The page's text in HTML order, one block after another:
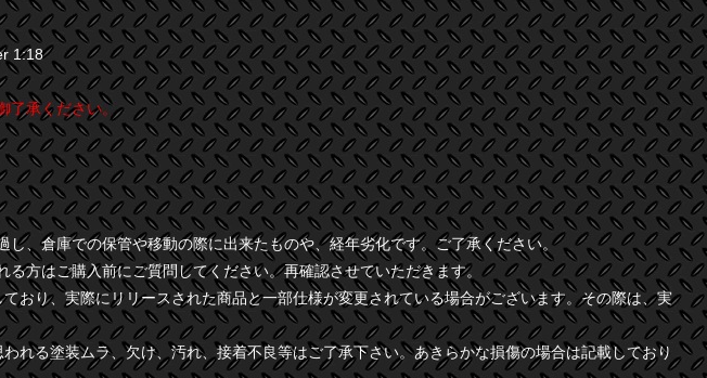
1:18
了承ください。
、倉庫での保管や移動の際に出来たものや、経年劣化です。ご了承ください。
方はご購入前にご質問してください。再確認させていただきます。
おり、実際にリリースされた商品と一部仕様が変更されている場合がございます。その際は、実
れる塗装ムラ、欠け、汚れ、接着不良等はご了承下さい。あきらかな損傷の場合は記載しており